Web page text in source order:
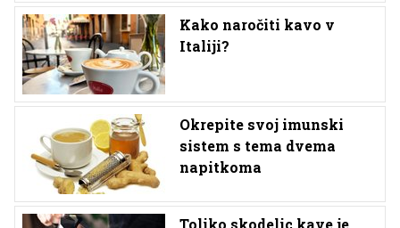
Kako naročiti kavo v
Italiji?
Okrepite svoj imunski
sistem s tema dvema
napitkoma
Toliko skodelic kave je